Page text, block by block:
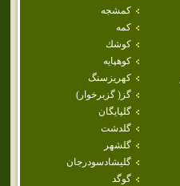
كمشجه
كمه
كوشك
كوهپايه
كهريزسنگ
گز( گزبرخوار)
گلپايگان
گلدشت
گلشهر
گليشادسودرجان
گوگد